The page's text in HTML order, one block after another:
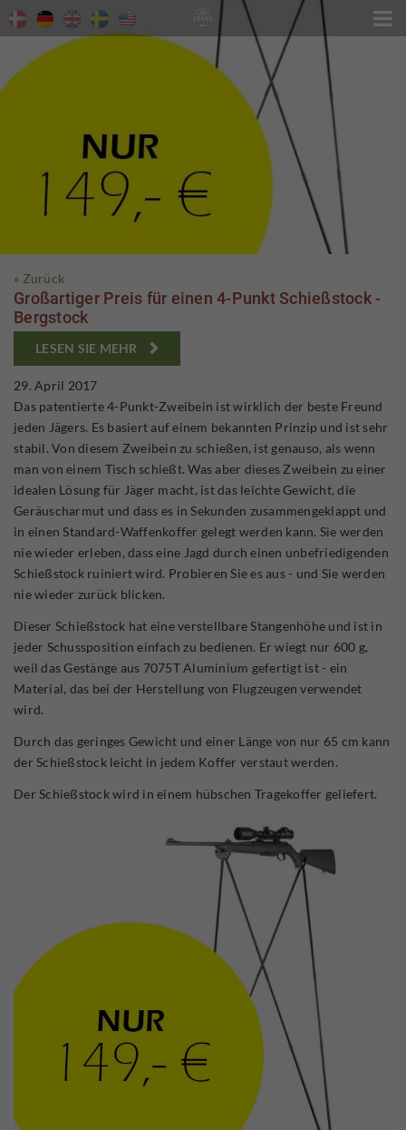

« Zurück
Großartiger Preis für einen 4-Punkt Schießstock -
Bergstock
LESEN SIE MEHR 
29. April 2017
Das patentierte 4-Punkt-Zweibein ist wirklich der beste Freund
jeden Jägers. Es basiert auf einem bekannten Prinzip und ist sehr
stabil. Von diesem Zweibein zu schießen, ist genauso, als wenn
man von einem Tisch schießt. Was aber dieses Zweibein zu einer
idealen Lösung für Jäger macht, ist das leichte Gewicht, die
Geräuscharmut und dass es in Sekunden zusammengeklappt und
in einen Standard-Waffenkoffer gelegt werden kann. Sie werden
nie wieder erleben, dass eine Jagd durch einen unbefriedigenden
Schießstock ruiniert wird. Probieren Sie es aus - und Sie werden
nie wieder zurück blicken.
Dieser Schießstock hat eine verstellbare Stangenhöhe und ist in
jeder Schussposition einfach zu bedienen. Er wiegt nur 600 g,
weil das Gestänge aus 7075T Aluminium gefertigt ist - ein
Material, das bei der Herstellung von Flugzeugen verwendet
wird.
Durch das geringes Gewicht und einer Länge von nur 65 cm kann
der Schießstock leicht in jedem Koffer verstaut werden.
Der Schießstock wird in einem hübschen Tragekoffer geliefert.